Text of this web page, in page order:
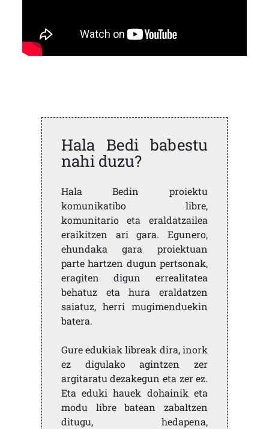
Hala Bedi babestu
nahi duzu?
Hala Bedin proiektu
komunikatibo libre,
komunitario eta eraldatzailea
eraikitzen ari gara. Egunero,
ehundaka gara proiektuan
parte hartzen dugun pertsonak,
eragiten digun errealitatea
behatuz eta hura eraldatzen
saiatuz, herri mugimenduekin
batera.
Gure edukiak libreak dira, inork
ez digulako agintzen zer
argitaratu dezakegun eta zer ez.
Eta eduki hauek dohainik eta
modu libre batean zabaltzen
ditugu, hedapena,